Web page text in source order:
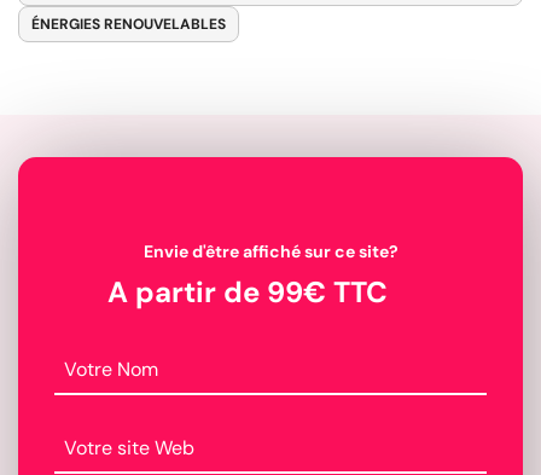
ÉNERGIES RENOUVELABLES
Envie d'être affiché sur ce site?
A partir de 99€ TTC